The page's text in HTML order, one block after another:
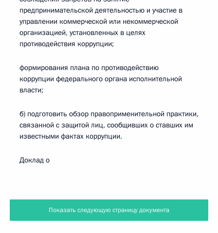
предпринимательской деятельностью и участие в
управлении коммерческой или некоммерческой
организацией, установленных в целях
противодействия коррупции;
формирования плана по противодействию
коррупции федерального органа исполнительной
власти;
б) подготовить обзор правоприменительной практики,
связанной с защитой лиц, сообщивших о ставших им
известными фактах коррупции.
Доклад о
Показать следующую страницу документа